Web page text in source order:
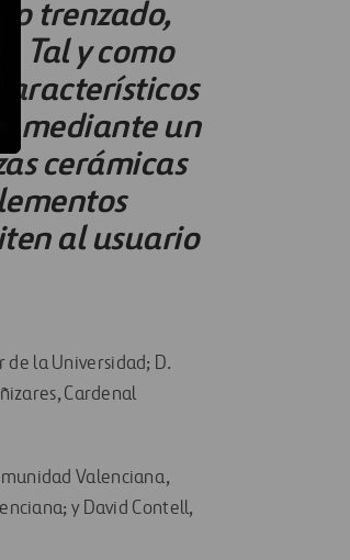
trenzado,
Tal y como
mediante un
cerámicas
al usuario
de la Universidad; D.
Cardenal
Valenciana,
y David Contell,